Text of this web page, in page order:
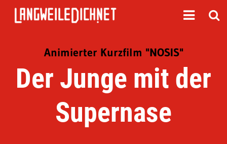
Animierter Kurzfilm "NOSIS"
Der Junge mit der
Supernase